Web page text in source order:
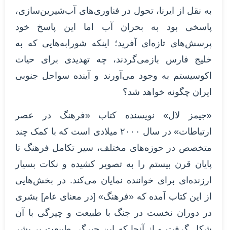
به نقل از ایرنا، تحول در فناوری‌های آب‌شیرین‌سازی،
پاسخی بود به بحران آب اما این پاسخ خود
پرسش‌های تازه‌ای آفرید؛ اینکه شورابه‌هایی که به
خلیج فارس بازمی‌گردند، چه تهدیدی برای حیات
اکوسیستم به وجود می‌آورند و آینده‌ سواحل جنوبی
ایران چگونه خواهد شد؟
«جیمز لال» نویسنده کتاب «فرهنگ در عصر
ارتباطات» در سال ۲۰۰۰ میلادی است که با کمک چند
متخصص در حوزه‌های مختلف، سیر تکامل فرهنگ تا
پایان قرن بیستم را به تصویر کشیده و نکات بسیار
ارزنده‌ای برای خواننده نمایان می‌کند. در بخش‌هایی
از این کتاب آمده که «فرهنگ» [در معنای عام] بشری
در دوران نخست در جنگ با طبیعت و چیرگی با آن